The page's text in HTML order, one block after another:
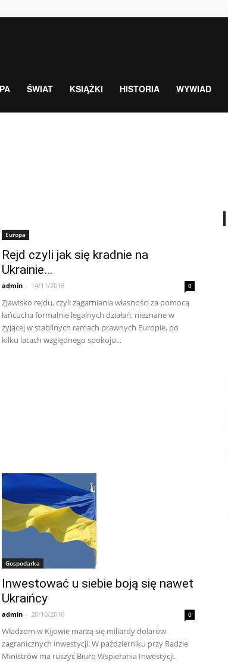
ŚWIAT KSIĄŻKI HISTORIA WYWIAD
Europa
Rejd czyli jak się kradnie na
Ukrainie…
admin - 14/11/2016 0
Zjawisko rejdu, czyli zagarniania własności za pomocą
łańcucha formalnie legalnych działań, nieznane w
żyjącej w stabilnych ramach prawnych Europie, po
kilku latach względnego spokoju...
Gospodarka
Inwestować u siebie boją się nawet
Ukraińcy
admin - 20/10/2016 0
Władzom w Kijowie marzą się miliardy dolarów
zagranicznych inwestycji. W październiku przy Radzie
Ministrów ma ruszyć Biuro Wspierania Inwestycji.